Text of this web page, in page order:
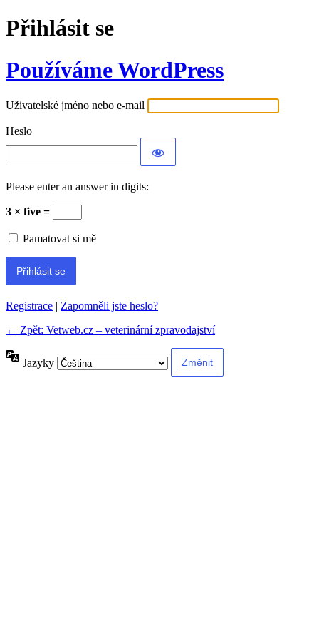
Přihlásit se
Používáme WordPress
Uživatelské jméno nebo e-mail
Heslo
Please enter an answer in digits:
3 × five =
Pamatovat si mě
Registrace | Zapomněli jste heslo?
← Zpět: Vetweb.cz – veterinární zpravodajství
Jazyky